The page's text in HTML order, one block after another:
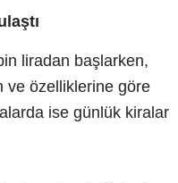
liradan başlarken,
ve özelliklerine göre
ise günlük kiralar